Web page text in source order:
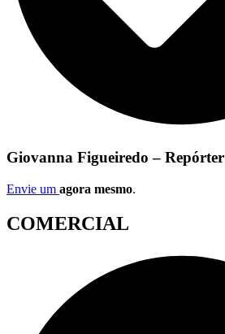
Giovanna Figueiredo – Repórter
Envie um agora mesmo.
COMERCIAL